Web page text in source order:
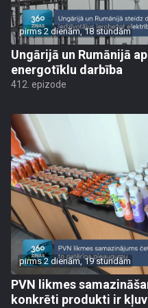
pirms 2 dienām, 18 stundām
Ungārijā un Rumānijā
energotīklu darbība
412. epizode
pirms 2 dienām, 19 stundām
PVN likmes
konkrēti produkti ir